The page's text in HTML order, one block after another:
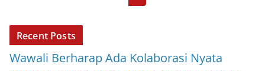
Recent Posts
Wawali Berharap Ada Kolaborasi Nyata